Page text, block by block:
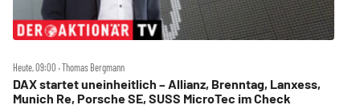
Heute, 09:00 ‧ Thomas Bergmann
DAX startet uneinheitlich – Allianz, Brenntag, Lanxess,
Munich Re, Porsche SE, SUSS MicroTec im Check